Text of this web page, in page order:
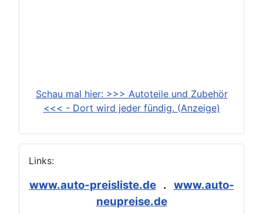
Schau mal hier: >>> Autoteile und Zubehör
<<< - Dort wird jeder fündig. (Anzeige)
Links:
www.auto-preisliste.de. www.auto-
neupreise.de